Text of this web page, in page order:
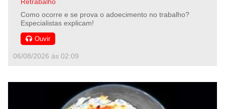
Como ocorre e se prova o adoecimento no trabalho?
Especialistas explicam!
Ouvir
06/08/2026 às 02:09
Segurança em Foco
Segurança em Foco